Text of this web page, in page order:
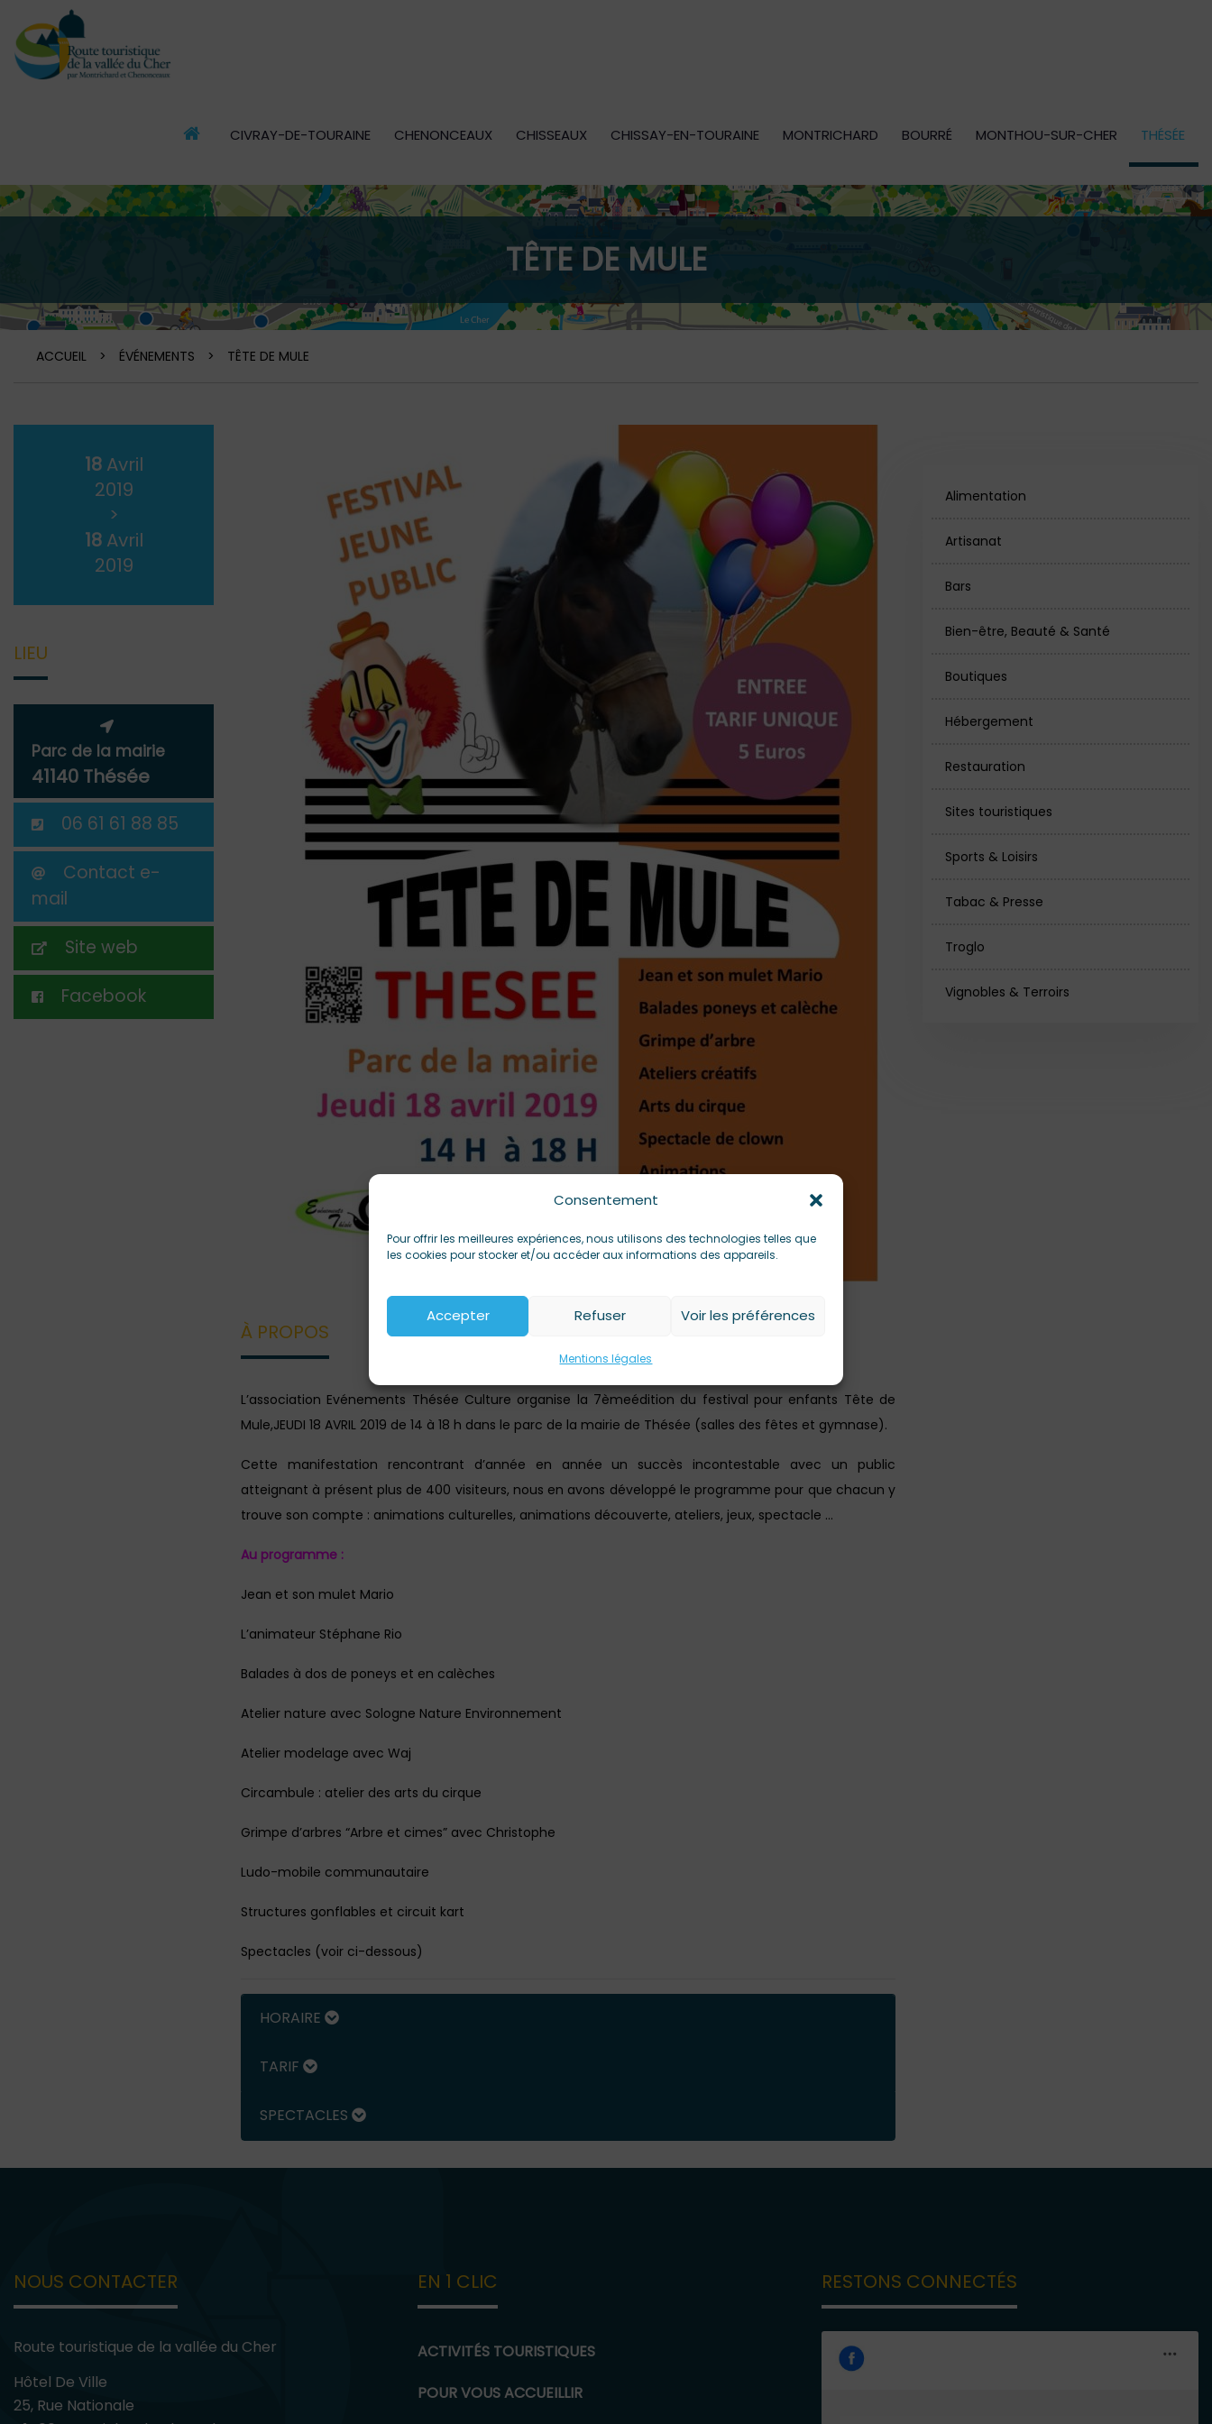
Consentement
Pour offrir les meilleures expériences, nous utilisons des technologies telles que
les cookies pour stocker et/ou accéder aux informations des appareils.
Accepter Refuser Voir les préférences
Mentions légales
CIVRAY-DE-TOURAINE CHENONCEAUX CHISSEAUX CHISSAY-EN-TOURAINE MONTRICHARD BOURRÉ MONTHOU-SUR-CHER THÉSÉE
TÊTE DE MULE
ACCUEIL > ÉVÉNEMENTS > TÊTE DE MULE
18 Avril
2019
>
18 Avril
2019
LIEU
Parc de la mairie
41140 Thésée
06 61 61 88 85
Contact e-
mail
Site web
Facebook
À PROPOS
L’association Evénements Thésée Culture organise la 7èmeédition du festival pour enfants Tête de
Mule,JEUDI 18 AVRIL 2019 de 14 à 18 h dans le parc de la mairie de Thésée (salles des fêtes et gymnase).
Cette manifestation rencontrant d’année en année un succès incontestable avec un public
atteignant à présent plus de 400 visiteurs, nous en avons développé le programme pour que chacun y
trouve son compte : animations culturelles, animations découverte, ateliers, jeux, spectacle …
Au programme :
Jean et son mulet Mario
L’animateur Stéphane Rio
Balades à dos de poneys et en calèches
Atelier nature avec Sologne Nature Environnement
Atelier modelage avec Waj
Circambule : atelier des arts du cirque
Grimpe d’arbres “Arbre et cimes” avec Christophe
Ludo-mobile communautaire
Structures gonflables et circuit kart
Spectacles (voir ci-dessous)
HORAIRE
TARIF
SPECTACLES
Alimentation
Artisanat
Bars
Bien-être, Beauté & Santé
Boutiques
Hébergement
Restauration
Sites touristiques
Sports & Loisirs
Tabac & Presse
Troglo
Vignobles & Terroirs
NOUS CONTACTER
Route touristique de la vallée du Cher
Hôtel De Ville
25, Rue Nationale
EN 1 CLIC
ACTIVITÉS TOURISTIQUES
POUR VOUS ACCUEILLIR
RESTONS CONNECTÉS